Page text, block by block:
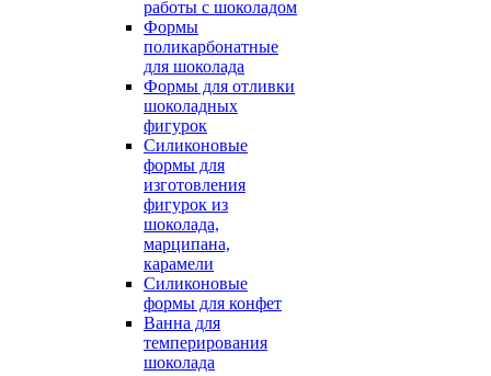
работы с шоколадом
Формы
поликарбонатные
для шоколада
Формы для отливки
шоколадных
фигурок
Силиконовые
формы для
изготовления
фигурок из
шоколада,
марципана,
карамели
Силиконовые
формы для конфет
Ванна для
темперирования
шоколада